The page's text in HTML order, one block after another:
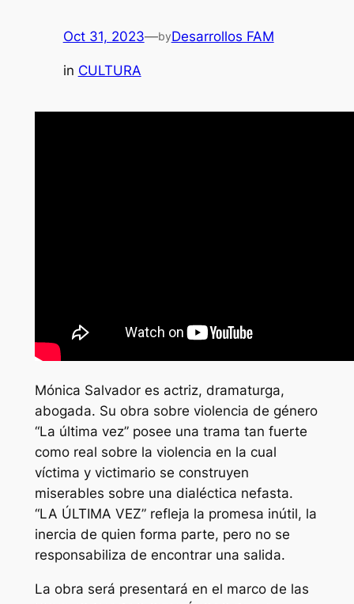
Oct 31, 2023—byDesarrollos FAM
in CULTURA
Mónica Salvador es actriz, dramaturga,
abogada. Su obra sobre violencia de género
“La última vez” posee una trama tan fuerte
como real sobre la violencia en la cual
víctima y victimario se construyen
miserables sobre una dialéctica nefasta.
“LA ÚLTIMA VEZ” refleja la promesa inútil, la
inercia de quien forma parte, pero no se
responsabiliza de encontrar una salida.
La obra será presentará en el marco de las